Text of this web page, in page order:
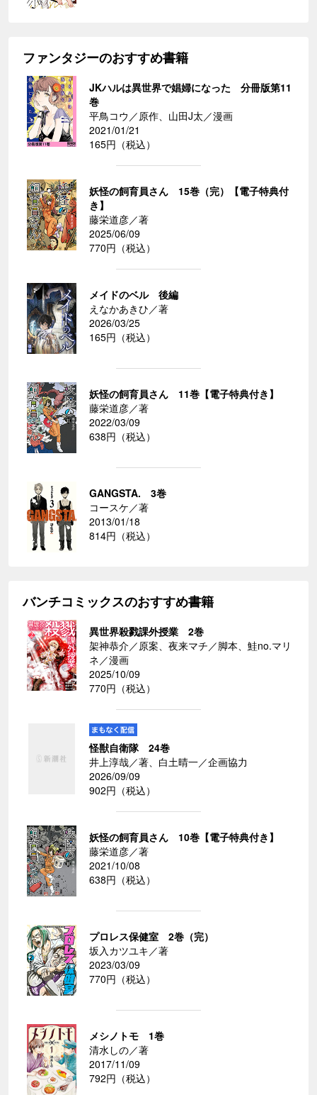
ファンタジーのおすすめ書籍
JKハルは異世界で娼婦になった 分冊版第11
巻
平鳥コウ／原作、山田J太／漫画
2021/01/21
165円（税込）
妖怪の飼育員さん 15巻（完）【電子特典付
き】
藤栄道彦／著
2025/06/09
770円（税込）
メイドのベル 後編
えなかあきひ／著
2026/03/25
165円（税込）
妖怪の飼育員さん 11巻【電子特典付き】
藤栄道彦／著
2022/03/09
638円（税込）
GANGSTA. 3巻
コースケ／著
2013/01/18
814円（税込）
バンチコミックスのおすすめ書籍
異世界殺戮課外授業 2巻
架神恭介／原案、夜来マチ／脚本、鮭no.マリ
ネ／漫画
2025/10/09
770円（税込）
怪獣自衛隊 24巻
井上淳哉／著、白土晴一／企画協力
2026/09/09
902円（税込）
妖怪の飼育員さん 10巻【電子特典付き】
藤栄道彦／著
2021/10/08
638円（税込）
プロレス保健室 2巻（完）
坂入カツユキ／著
2023/03/09
770円（税込）
メシノトモ 1巻
清水しの／著
2017/11/09
792円（税込）